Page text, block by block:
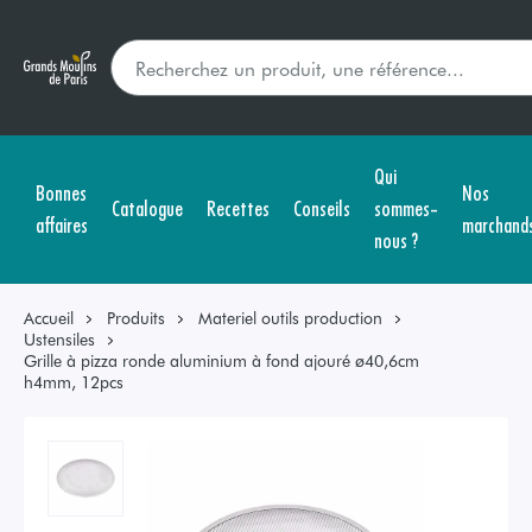
Bonnes
affaires
Catalogue Recettes Conseils
Qui
sommes-
nous ?
Nos
Accueil Produits
Materiel outils production
Ustensiles
Grille à pizza ronde aluminium à fond ajouré ø40,6cm
h4mm, 12pcs